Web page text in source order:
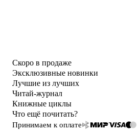
Скоро в продаже
Эксклюзивные новинки
Лучшие из лучших
Читай-журнал
Книжные циклы
Что ещё почитать?
Принимаем к оплате